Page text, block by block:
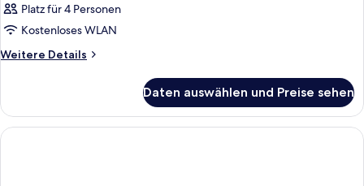
Platz für 4 Personen
Kostenloses WLAN
Weitere Details
Weitere
Daten auswählen und Preise sehen